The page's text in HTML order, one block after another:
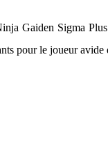
Gaiden Sigma
pour le joueur avide